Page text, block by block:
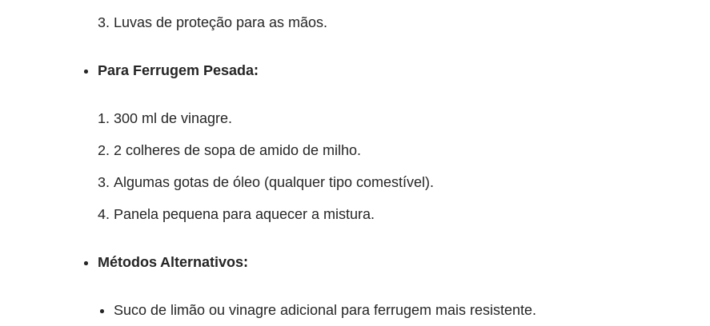
Luvas de proteção para as mãos.
Para Ferrugem Pesada:
300 ml de vinagre.
2 colheres de sopa de amido de milho.
Algumas gotas de óleo (qualquer tipo comestível).
Panela pequena para aquecer a mistura.
Métodos Alternativos:
Suco de limão ou vinagre adicional para ferrugem mais resistente.